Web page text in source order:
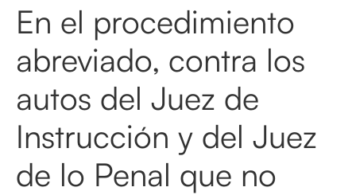
En el procedimiento
abreviado, contra los
autos del Juez de
Instrucción y del Juez
de lo Penal que no